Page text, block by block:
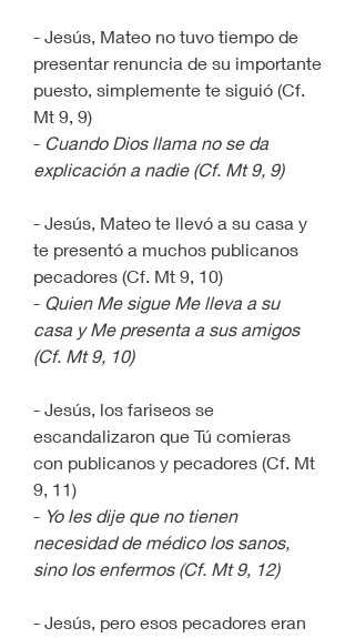
- Jesús, Mateo no tuvo tiempo de
presentar renuncia de su importante
puesto, simplemente te siguió (Cf.
Mt 9, 9)
- Cuando Dios llama no se da
explicación a nadie (Cf. Mt 9, 9)
- Jesús, Mateo te llevó a su casa y
te presentó a muchos publicanos
pecadores (Cf. Mt 9, 10)
- Quien Me sigue Me lleva a su
casa y Me presenta a sus amigos
(Cf. Mt 9, 10)
- Jesús, los fariseos se
escandalizaron que Tú comieras
con publicanos y pecadores (Cf. Mt
9, 11)
- Yo les dije que no tienen
necesidad de médico los sanos,
sino los enfermos (Cf. Mt 9, 12)
- Jesús, pero esos pecadores eran